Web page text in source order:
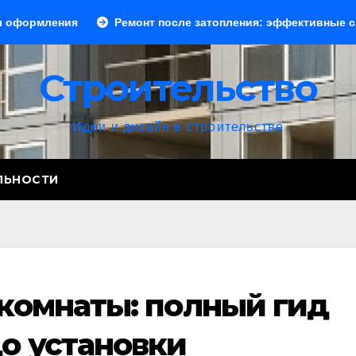
Ремонт после затопления: эффективные способы
Строительство
Идеи и дизайн в строительстве
полный гид
установки